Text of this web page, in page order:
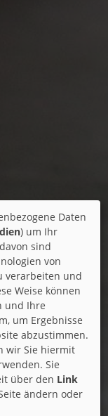
Daten
) um Ihr
sind
von
verarbeiten und
Weise können
und Ihre
um Ergebnisse
abzustimmen.
wir Sie hiermit
Sie
über den Link
ändern oder